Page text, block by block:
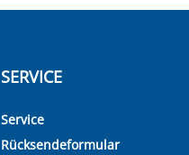
SERVICE
Service
Rücksendeformular